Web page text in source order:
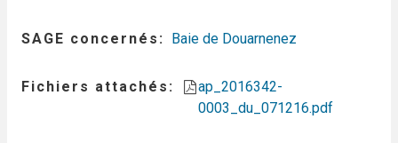
SAGE concernés Baie de Douarnenez
Fichiers attachés
ap_2016342-
0003_du_071216.pdf